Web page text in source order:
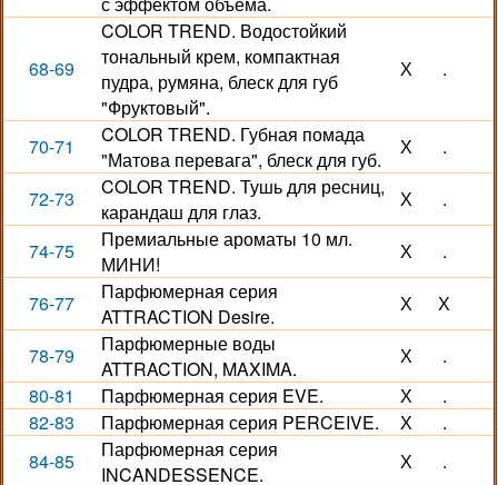
68-69
COLOR TREND. Водостойкий
тональный крем, компактная
пудра, румяна, блеск для губ
"Фруктовый".
Х .
70-71
COLOR TREND. Губная помада
"Матова перевага", блеск для губ.
Х .
72-73
COLOR TREND. Тушь для ресниц,
карандаш для глаз.
Х .
74-75
Премиальные ароматы 10 мл.
МИНИ!
Х .
76-77
Парфюмерная серия
ATTRACTION Desire.
Х Х
78-79
Парфюмерные воды
ATTRACTION, MAXIMA.
Х
.
80-81
Парфюмерная серия EVE. Х
.
82-83
Парфюмерная серия PERCEIVE. Х
.
84-85
Парфюмерная серия
INCANDESSENCE.
Х .